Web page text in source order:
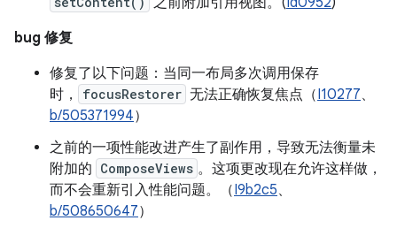
bug 修复
修复了以下问题：当同一布局多次调用保存
时，
focusRestorer 无法正确恢复焦点（I10277、
b/505371994）
之前的一项性能改进产生了副作用，导致无法衡量未
附加的 ComposeViews 。这项更改现在允许这样做，
而不会重新引入性能问题。（I9b2c5、
b/508650647）